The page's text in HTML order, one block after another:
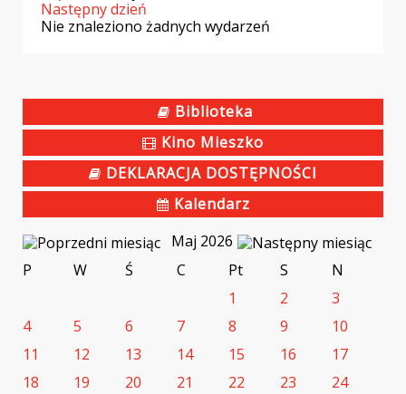
Następny dzień
Nie znaleziono żadnych wydarzeń
Biblioteka
Kino Mieszko
DEKLARACJA DOSTĘPNOŚCI
Kalendarz
Maj 2026
P
W Ś C Pt S
N
1
2
3
4
5 6 7 8 9
10
11
12 13 14 15 16
17
18
19 20 21 22 23
24